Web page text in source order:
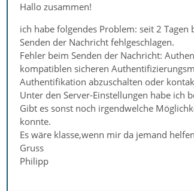
Hallo zusammen!
ich habe folgendes Problem: seit 2
Senden der Nachricht fehlgeschlagen.
Fehler beim Senden der Nachricht:
kompatiblen sicheren
Authentifikation abzuschalten oder
Unter den Server-Einstellungen habe ich
Gibt es sonst noch irgendwelche
konnte.
Es wäre klasse,wenn mir da jemand
Gruss
Philipp